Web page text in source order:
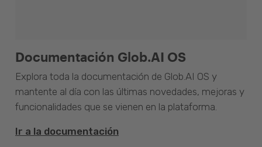
Documentación Glob.AI OS
Explora toda la documentación de Glob.AI OS y
mantente al día con las últimas novedades, mejoras y
funcionalidades que se vienen en la plataforma.
Ir a la documentación